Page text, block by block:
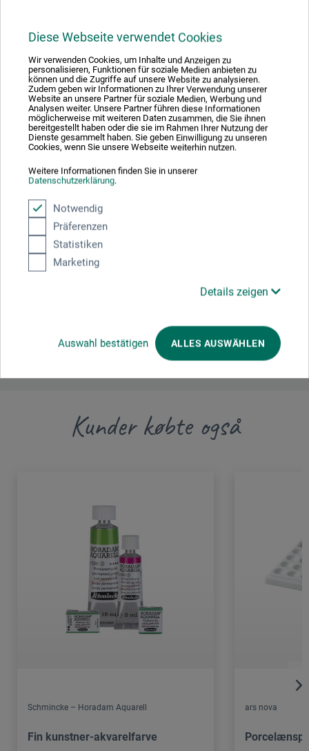
Diese Webseite verwendet Cookies
Wir verwenden Cookies, um Inhalte und Anzeigen zu
personalisieren, Funktionen für soziale Medien anbieten zu
können und die Zugriffe auf unsere Website zu analysieren.
Zudem geben wir Informationen zu Ihrer Verwendung unserer
Website an unsere Partner für soziale Medien, Werbung und
Analysen weiter. Unsere Partner führen diese Informationen
möglicherweise mit weiteren Daten zusammen, die Sie ihnen
bereitgestellt haben oder die sie im Rahmen Ihrer Nutzung der
Dienste gesammelt haben. Sie geben Einwilligung zu unseren
Cookies, wenn Sie unsere Webseite weiterhin nutzen.
Weitere Informationen finden Sie in unserer
Datenschutzerklärung.
Notwendig
Präferenzen
Statistiken
Marketing
Details zeigen
Auswahl bestätigen ALLES AUSWÄHLEN
Gamle fremstillingsteknikker og den seneste
brændeteknologi gør kaolin, feldspat og kvarts til ædelt
hårdt porcelæn ved 1420°C, hvis surhedsgrad og
basemodstand er fremragende til blanding af farver af
enhver art. Derudover modstår den hårde lasur på Ars
Nova-porcelænsprodukterne ethvert opløsningsmiddel.
Producent-kontakt
Her finder du producentens kontaktoplysninger for dette
boesner GmbH distribution + logistics
info.dl@boesner.com
Kunder købte også
Schmincke – Horadam Aquarell
Fin kunstner-akvarelfarve
ars nova